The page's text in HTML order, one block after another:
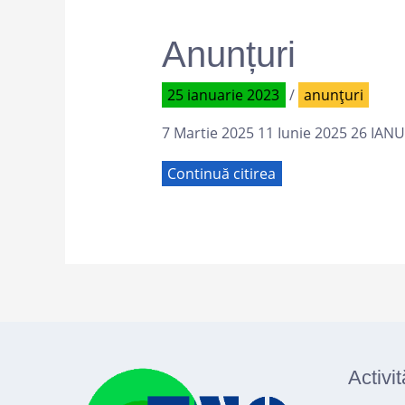
Anunțuri
25 ianuarie 2023 / anunțuri
7 Martie 2025 11 Iunie 2025 26
Continuă citirea